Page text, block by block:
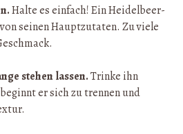
Halte es einfach! Ein Heidelbeer-
seinen Hauptzutaten. Zu viele
stehen lassen.Trinke ihn
er sich zu trennen und